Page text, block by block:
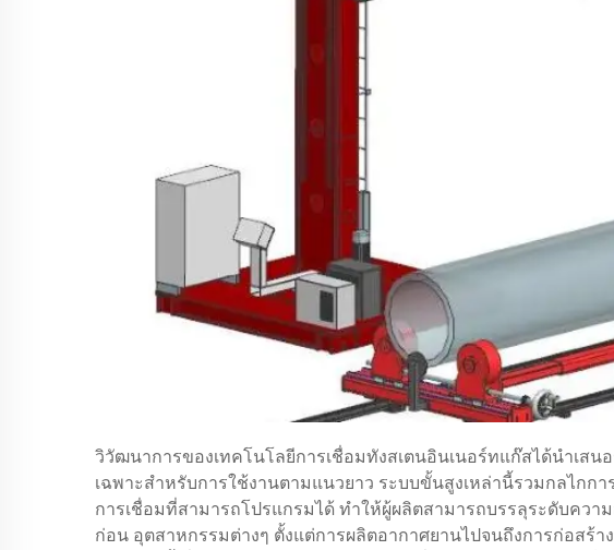
วิวัฒนาการของเทคโนโลยีการเชื่อมทังสเตนอินเนอร์ทแก๊สได้นำเส
เฉพาะสำหรับการใช้งานตามแนวยาว ระบบขั้นสูงเหล่านี้รวมกลไกก
การเชื่อมที่สามารถโปรแกรมได้ ทำให้ผู้ผลิตสามารถบรรลุระดับควา
ก่อน อุตสาหกรรมต่างๆ ตั้งแต่การผลิตอากาศยานไปจนถึงการก่อส